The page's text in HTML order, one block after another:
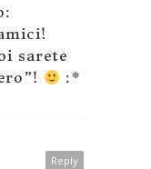
sarete
:*
Reply